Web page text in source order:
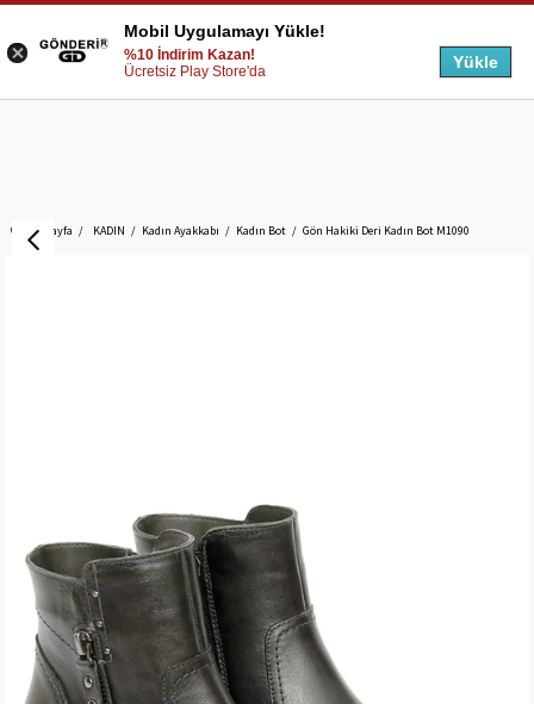
Anasayfa KADIN Kadın Ayakkabı Kadın Bot Gön Hakiki Deri Kadın Bot M1090
Mobil Uygulamayı Yükle!
%10 İndirim Kazan!
Ücretsiz Play Store'da
Yükle